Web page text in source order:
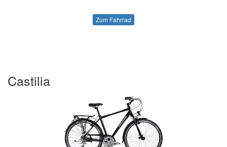
Zum Fahrrad
Castilia